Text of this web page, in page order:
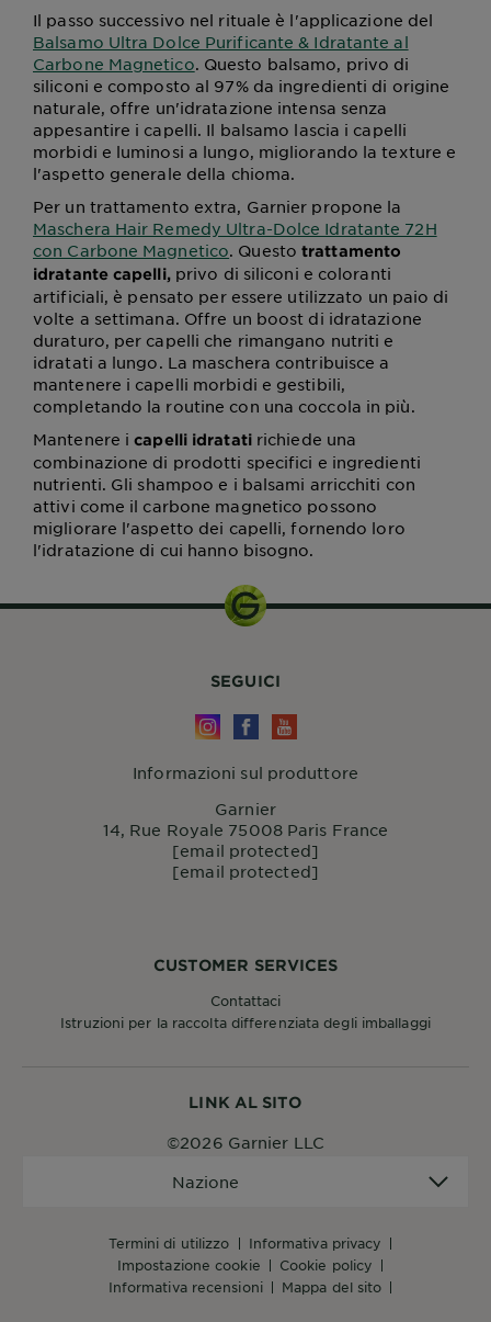
Il passo successivo nel rituale è l'applicazione del
Balsamo Ultra Dolce Purificante & Idratante al
Carbone Magnetico. Questo balsamo, privo di
siliconi e composto al 97% da ingredienti di origine
naturale, offre un'idratazione intensa senza
appesantire i capelli. Il balsamo lascia i capelli
morbidi e luminosi a lungo, migliorando la texture e
l'aspetto generale della chioma.
Per un trattamento extra, Garnier propone la
Maschera Hair Remedy Ultra-Dolce Idratante 72H
con Carbone Magnetico. Questotrattamento
idratante capelli,privo di siliconi e coloranti
artificiali, è pensato per essere utilizzato un paio di
volte a settimana. Offre un boost di idratazione
duraturo, per capelli che rimangano nutriti e
idratati a lungo. La maschera contribuisce a
mantenere i capelli morbidi e gestibili,
completando la routine con una coccola in più.
Mantenere icapelli idratatirichiede una
combinazione di prodotti specifici e ingredienti
nutrienti. Gli shampoo e i balsami arricchiti con
attivi come il carbone magnetico possono
migliorare l'aspetto dei capelli, fornendo loro
l'idratazione di cui hanno bisogno.
LINK AL SITO
termini di utilizzo
informativa privacy
impostazione cookie
cookie policy
informativa recensioni
mappa del sito
Nazione
©2026 Garnier LLC
CUSTOMER SERVICES
Contattaci
Istruzioni per la raccolta differenziata degli imballaggi
SEGUICI
Informazioni sul produttore
Garnier
14, Rue Royale 75008 Paris France
[email protected]
[email protected]